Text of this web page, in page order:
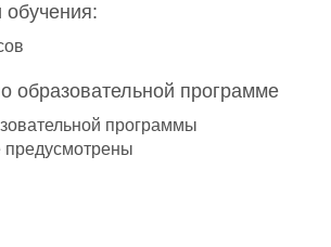
образовательной программе
программы